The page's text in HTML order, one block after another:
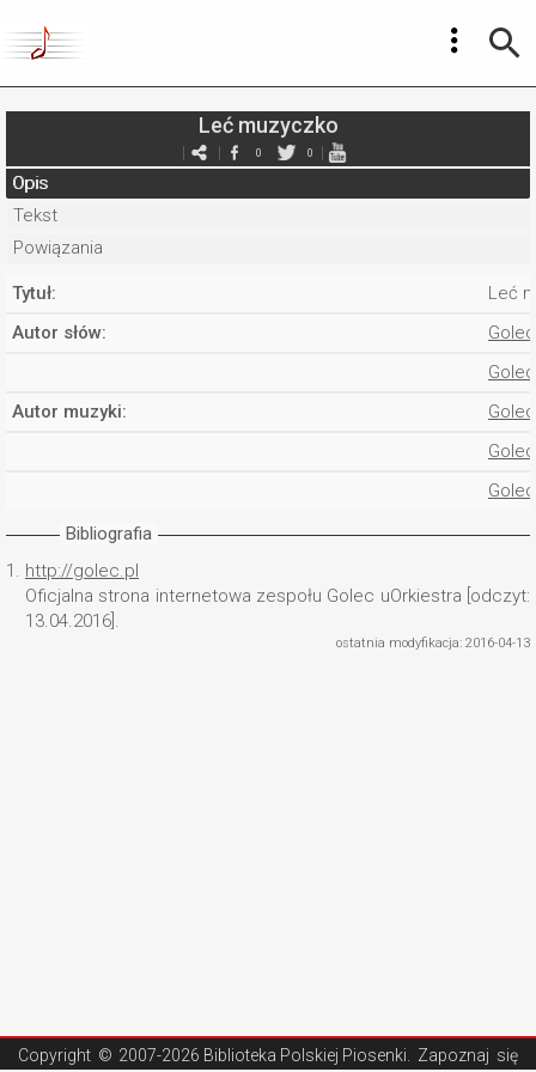
Leć muzyczko
0 0
Opis
Tekst
Powiązania
Tytuł:
Leć
Autor słów:
Autor muzyki:
Bibliografia
1. http://golec.pl
Oficjalna strona internetowa zespołu Golec uOrkiestra [odczyt:
13.04.2016].
ostatnia modyfikacja: 2016-04-13
Copyright © 2007-2026 Biblioteka Polskiej Piosenki . Zapoznaj się